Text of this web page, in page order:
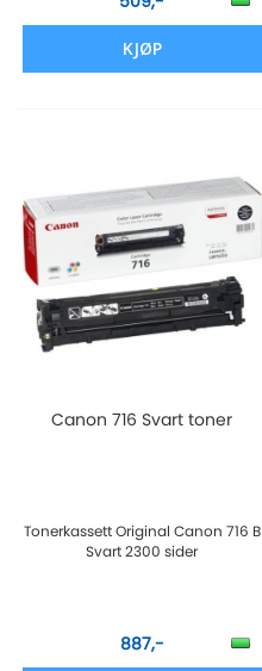
KJØP
Canon 716 Svart toner
Tonerkassett Original Canon 716 B
Svart 2300 sider
887,-